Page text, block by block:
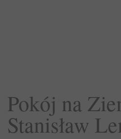
Pokój na
Stanisław